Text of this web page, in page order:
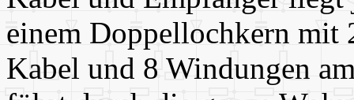
einem Doppellochkern mit
Kabel und 8 Windungen